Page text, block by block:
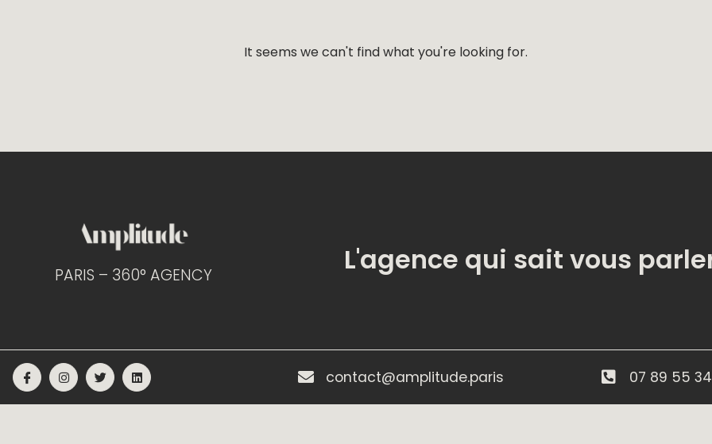
REALISATIONS
À PROPOS DE
NOUS
DEMANDER UN
It seems we can't find what you're looking for.
PARIS – 360° AGENCY L'agence qui sait vous
contact@amplitude.paris 07 89 55